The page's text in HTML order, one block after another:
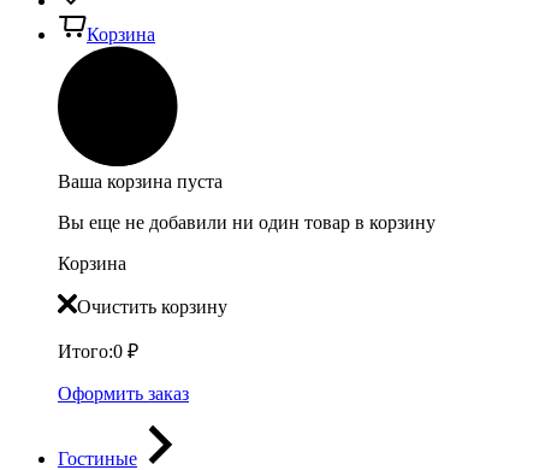
Корзина
Ваша корзина пуста
Вы еще не добавили ни один товар в корзину
Корзина
Очистить корзину
Итого:0 ₽
Оформить заказ
Гостиные